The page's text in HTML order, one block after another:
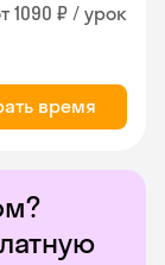
1090 ₽ / урок
время